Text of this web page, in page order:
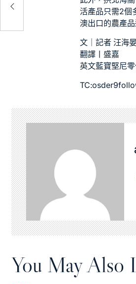
活產品只需2個
澳出口的農產
文｜記者 汪海
翻譯丨盛嘉
英文藍寶堅尼
You May Also